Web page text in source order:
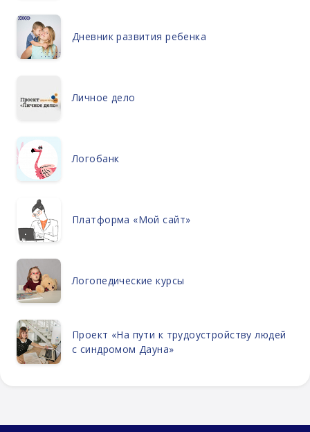
Дневник развития ребенка
Личное дело
Логобанк
Платформа «Мой сайт»
Логопедические курсы
Проект «На пути к трудоустройству людей
с синдромом Дауна»